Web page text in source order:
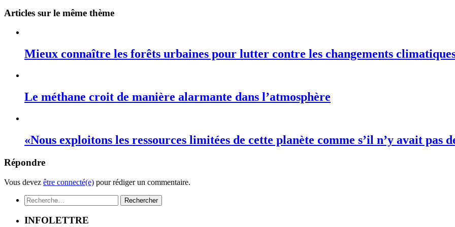
Articles sur le même thème
Mieux connaître les forêts urbaines pour lutter contre les changements
Le méthane croit de manière alarmante dans l’atmosphère
«Nous exploitons les ressources limitées de cette planète comme s’il n’y avait pas
Répondre
Vous devez être connecté(e) pour rédiger un commentaire.
Rechercher :
INFOLETTRE